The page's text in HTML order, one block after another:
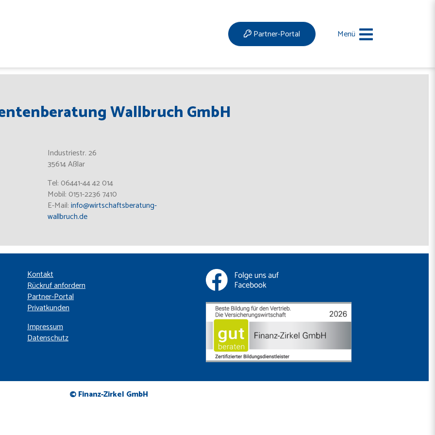
Partner-Portal Menü
Wallbruch GmbH
Industriestr. 26
35614 Aßlar
Tel: 06441-44 42 014
Mobil: 0151-2236 7410
E-Mail:info@wirtschaftsberatung-
wallbruch.de
Kontakt
Rückruf anfordern
Partner-Portal
Privatkunden
Impressum
Datenschutz
© Finanz-Zirkel GmbH